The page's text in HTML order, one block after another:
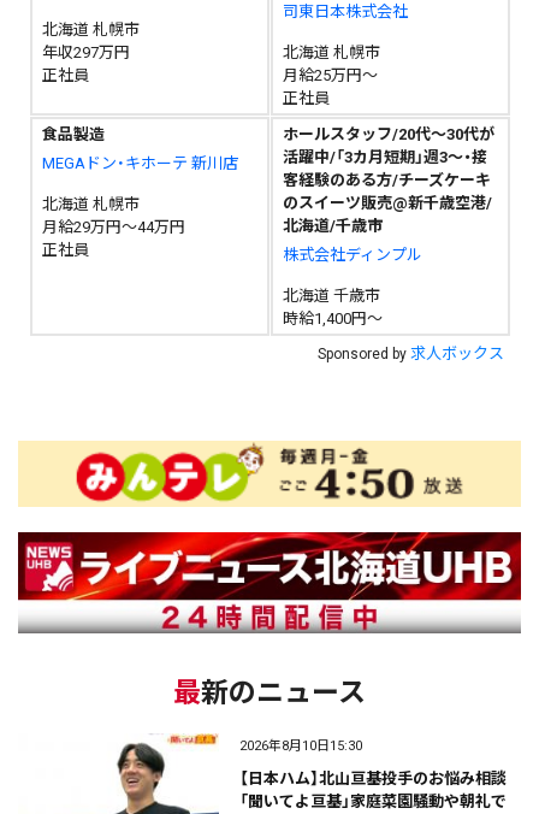
北海道 札幌市
年収297万円
正社員
司東日本株式会社
北海道 札幌市
月給25万円～
正社員
食品製造
MEGAドン・キホーテ 新川店
北海道 札幌市
月給29万円～44万円
正社員
ホールスタッフ/20代～30代が
活躍中/「3カ月短期」週3～・接
客経験のある方/チーズケーキ
のスイーツ販売@新千歳空港/
北海道/千歳市
株式会社ディンプル
北海道 千歳市
時給1,400円～
Sponsored by 求人ボックス
最新のニュース
2026年8月10日15:30
【日本ハム】北山亘基投手のお悩み相談
「聞いてよ亘基」家庭菜園騒動や朝礼で